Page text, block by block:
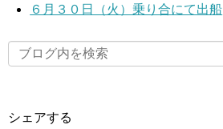
６月３０日（火）乗り合にて出船
シェアする